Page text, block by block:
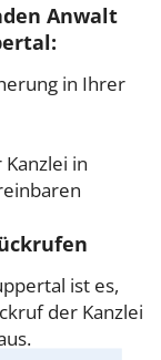
Anwalt
in Ihrer
in
ist es,
der Kanzlei